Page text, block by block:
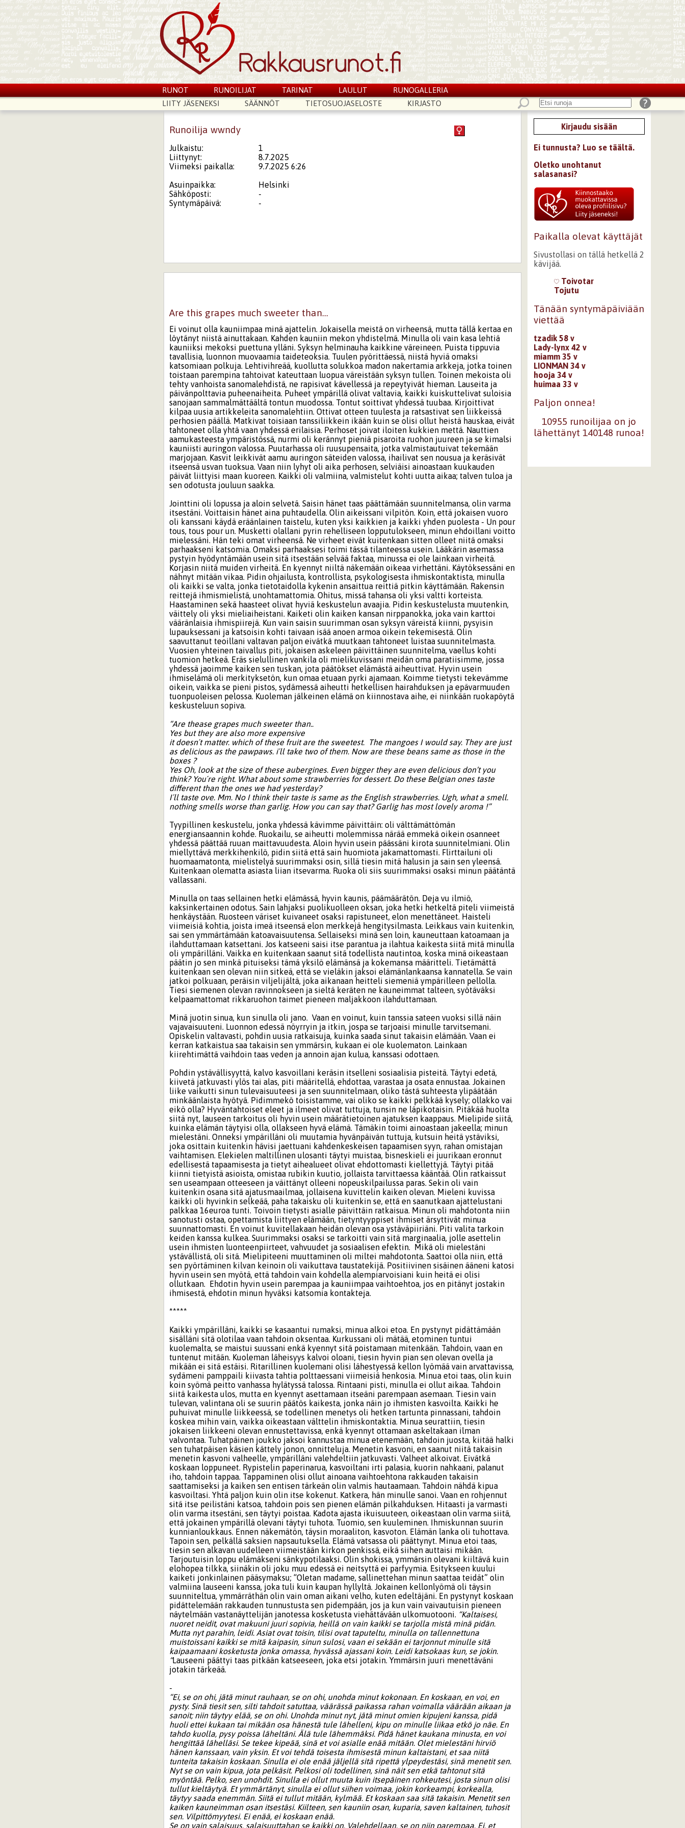
RUNOT RUNOILIJAT TARINAT LAULUT
RUNOGALLERIA
LIITY JÄSENEKSI
SÄÄNNÖT TIETOSUOJASELOSTE KIRJASTO
Runoilija wwndy
Julkaistu:
1
Liittynyt:
8.7.2025
Viimeksi paikalla:
9.7.2025 6:26
Asuinpaikka:
Helsinki
Sähköposti:
-
Syntymäpäivä:
-
Are this grapes much sweeter than...
Ei voinut olla kauniimpaa minä ajattelin. Jokaisella meistä on virheensä, mutta tällä kertaa en
löytänyt niistä ainuttakaan. Kahden kauniin mekon yhdistelmä. Minulla oli vain kasa lehtiä
kauniiksi mekoksi puettuna ylläni. Syksyn helminauha kaikkine väreineen. Puista tippuvia
tavallisia, luonnon muovaamia taideteoksia. Tuulen pyörittäessä, niistä hyviä omaksi
katsomiaan polkuja. Lehtivihreää, kuollutta solukkoa madon nakertamia arkkeja, jotka toinen
toistaan parempina tahtoivat kateuttaan luopua väreistään syksyn tullen. Toinen mekoista oli
tehty vanhoista sanomalehdistä, ne rapisivat kävellessä ja repeytyivät hieman. Lauseita ja
päivänpolttavia puheenaiheita. Puheet ympärillä olivat valtavia, kaikki kuiskuttelivat suloisia
sanojaan sammalmättäältä tontun muodossa. Tontut soittivat yhdessä tuubaa. Kirjoittivat
kilpaa uusia artikkeleita sanomalehtiin. Ottivat otteen tuulesta ja ratsastivat sen liikkeissä
perhosien päällä. Matkivat toisiaan tanssiliikkein ikään kuin se olisi ollut heistä hauskaa, eivät
tahtoneet olla yhtä vaan yhdessä erilaisia. Perhoset joivat iloiten kukkien mettä. Nauttien
aamukasteesta ympäristössä, nurmi oli kerännyt pieniä pisaroita ruohon juureen ja se kimalsi
kauniisti auringon valossa. Puutarhassa oli ruusupensaita, jotka valmistautuivat tekemään
marjojaan. Kasvit leikkivät aamu auringon säteiden valossa, ihailivat sen nousua ja keräsivät
itseensä usvan tuoksua. Vaan niin lyhyt oli aika perhosen, selviäisi ainoastaan kuukauden
päivät liittyisi maan kuoreen. Kaikki oli valmiina, valmistelut kohti uutta aikaa; talven tuloa ja
sen odotusta jouluun saakka.
Jointtini oli lopussa ja aloin selvetä. Saisin hänet taas päättämään suunnitelmansa, olin varma
itsestäni. Voittaisin hänet aina puhtaudella. Olin aikeissani vilpitön. Koin, että jokaisen vuoro
oli kanssani käydä eräänlainen taistelu, kuten yksi kaikkien ja kaikki yhden puolesta - Un pour
tous, tous pour un. Musketti olallani pyrin rehelliseen lopputulokseen, minun ehdoillani voitto
mielessäni. Hän teki omat virheensä. Ne virheet eivät kuitenkaan sitten olleet niitä omaksi
parhaakseni katsomia. Omaksi parhaaksesi toimi tässä tilanteessa usein. Lääkärin asemassa
pystyin hyödyntämään usein sitä itsestään selvää faktaa, minussa ei ole lainkaan virheitä.
Korjasin niitä muiden virheitä. En kyennyt niiltä näkemään oikeaa virhettäni. Käytöksessäni en
nähnyt mitään vikaa. Pidin ohjailusta, kontrollista, psykologisesta ihmiskontaktista, minulla
oli kaikki se valta, jonka tietotaidolla kykenin ansaittua reittiä pitkin käyttämään. Rakensin
reittejä ihmismielistä, unohtamattomia. Ohitus, missä tahansa oli yksi valtti korteista.
Haastaminen sekä haasteet olivat hyviä keskustelun avaajia. Pidin keskustelusta muutenkin,
väittely oli yksi mieliaiheistani. Kaiketi olin kaiken kansan nirppanokka, joka vain karttoi
vääränlaisia ihmispiirejä. Kun vain saisin suurimman osan syksyn väreistä kiinni, pysyisin
lupauksessani ja katsoisin kohti taivaan isää anoen armoa oikein tekemisestä. Olin
saavuttanut teoillani valtavan paljon eivätkä muutkaan tahtoneet luistaa suunnitelmasta.
Vuosien yhteinen taivallus piti, jokaisen askeleen päivittäinen suunnitelma, vaellus kohti
tuomion hetkeä. Eräs sielullinen vankila oli mielikuvissani meidän oma paratiisimme, jossa
yhdessä jaoimme kaiken sen tuskan, jota päätökset elämästä aiheuttivat. Hyvin usein
ihmiselämä oli merkityksetön, kun omaa etuaan pyrki ajamaan. Koimme tietysti tekevämme
oikein, vaikka se pieni pistos, sydämessä aiheutti hetkellisen hairahduksen ja epävarmuuden
tuonpuoleisen pelossa. Kuoleman jälkeinen elämä on kiinnostava aihe, ei niinkään ruokapöytä
keskusteluun sopiva.
“Are thease grapes much sweeter than..
Yes but they are also more expensive
it doesn´t matter. which of these fruit are the sweetest. The mangoes I would say. They are just
as delicious as the pawpaws. i´ll take two of them. Now are these beans same as those in the
boxes ?
Yes Oh, look at the size of these aubergines. Even bigger they are even delicious don’t you
think? You´re right. What about some strawberries for dessert. Do these Belgian ones taste
different than the ones we had yesterday?
I´ll taste ove. Mm. No I think their taste is same as the English strawberries. Ugh, what a smell.
nothing smells worse than garlig. How you can say that? Garlig has most lovely aroma !”
Tyypillinen keskustelu, jonka yhdessä kävimme päivittäin: oli välttämättömän
energiansaannin kohde. Ruokailu, se aiheutti molemmissa närää emmekä oikein osanneet
yhdessä päättää ruuan maittavuudesta. Aloin hyvin usein päässäni kirota suunnitelmiani. Olin
miellyttävä merkkihenkilö, pidin siitä että sain huomiota jakamattomasti. Flirttailuni oli
huomaamatonta, mielistelyä suurimmaksi osin, sillä tiesin mitä halusin ja sain sen yleensä.
Kuitenkaan olematta asiasta liian itsevarma. Ruoka oli siis suurimmaksi osaksi minun päätäntä
vallassani.
Minulla on taas sellainen hetki elämässä, hyvin kaunis, päämäärätön. Deja vu ilmiö,
kaksinkertainen odotus. Sain lahjaksi puolikuolleen oksan, joka hetki hetkeltä piteli viimeistä
henkäystään. Ruosteen väriset kuivaneet osaksi rapistuneet, elon menettäneet. Haisteli
viimeisiä kohtia, joista imeä itseensä elon merkkejä hengitysilmasta. Leikkaus vain kuitenkin,
sai sen ymmärtämään katoavaisuutensa. Sellaiseksi minä sen loin, kauneuttaan katoamaan ja
ilahduttamaan katsettani. Jos katseeni saisi itse parantua ja ilahtua kaikesta siitä mitä minulla
oli ympärilläni. Vaikka en kuitenkaan saanut sitä todellista nautintoa, koska minä oikeastaan
päätin jo sen minkä pituiseksi tämä yksilö elämänsä ja kokemansa määritteli. Tietämättä
kuitenkaan sen olevan niin sitkeä, että se vieläkin jaksoi elämänlankaansa kannatella. Se vain
jatkoi polkuaan, peräisin viljelijältä, joka aikanaan heitteli siemeniä ympärilleen pellolla.
Tiesi siemenen olevan ravinnokseen ja sieltä keräten ne kauneimmat talteen, syötäväksi
kelpaamattomat rikkaruohon taimet pieneen maljakkoon ilahduttamaan.
Minä juotin sinua, kun sinulla oli jano. Vaan en voinut, kuin tanssia sateen vuoksi sillä näin
vajavaisuuteni. Luonnon edessä nöyrryin ja itkin, jospa se tarjoaisi minulle tarvitsemani.
Opiskelin valtavasti, pohdin uusia ratkaisuja, kuinka saada sinut takaisin elämään. Vaan ei
kerran katkaistua saa takaisin sen ymmärsin, kukaan ei ole kuolematon. Lainkaan
kiirehtimättä vaihdoin taas veden ja annoin ajan kulua, kanssasi odottaen.
Pohdin ystävällisyyttä, kalvo kasvoillani keräsin itselleni sosiaalisia pisteitä. Täytyi edetä,
kiivetä jatkuvasti ylös tai alas, piti määritellä, ehdottaa, varastaa ja osata ennustaa. Jokainen
liike vaikutti sinun tulevaisuuteesi ja sen suunnitelmaan, oliko tästä suhteesta ylipäätään
minkäänlaista hyötyä. Pidimmekö toisistamme, vai oliko se kaikki pelkkää kysely; ollakko vai
eikö olla? Hyväntahtoiset eleet ja ilmeet olivat tuttuja, tunsin ne läpikotaisin. Pitäkää huolta
siitä nyt, lauseen tarkoitus oli hyvin usein määrätietoinen ajatuksen kaappaus. Mielipide siitä,
kuinka elämän täytyisi olla, ollakseen hyvä elämä. Tämäkin toimi ainoastaan jakeella; minun
mielestäni. Onneksi ympärilläni oli muutamia hyvänpäivän tuttuja, kutsuin heitä ystäviksi,
joka osittain kuitenkin hävisi jaettuani kahdenkeskeisen tapaamisen syyn, rahan omistajan
vaihtamisen. Elekielen maltillinen ulosanti täytyi muistaa, bisneskieli ei juurikaan eronnut
edellisestä tapaamisesta ja tietyt aihealueet olivat ehdottomasti kiellettyjä. Täytyi pitää
kiinni tietyistä asioista, omistaa rubikin kuutio, jollaista tarvittaessa kääntää. Olin ratkaissut
sen useampaan otteeseen ja väittänyt olleeni nopeuskilpailussa paras. Sekin oli vain
kuitenkin osana sitä ajatusmaailmaa, jollaisena kuvittelin kaiken olevan. Mieleni kuvissa
kaikki oli hyvinkin selkeää, paha takaisku oli kuitenkin se, että en saanutkaan ajattelustani
palkkaa 16euroa tunti. Toivoin tietysti asialle päivittäin ratkaisua. Minun oli mahdotonta niin
sanotusti ostaa, opettamista liittyen elämään, tietyntyyppiset ihmiset ärsyttivät minua
suunnattomasti. En voinut kuvitellakaan heidän olevan osa ystäväpiiriäni. Piti valita tarkoin
keiden kanssa kulkea. Suurimmaksi osaksi se tarkoitti vain sitä marginaalia, jolle asettelin
usein ihmisten luonteenpiirteet, vahvuudet ja sosiaalisen efektin. Mikä oli mielestäni
ystävällistä, oli sitä. Mielipiteeni muuttaminen oli miltei mahdotonta. Saattoi olla niin, että
sen pyörtäminen kilvan keinoin oli vaikuttava taustatekijä. Positiivinen sisäinen ääneni katosi
hyvin usein sen myötä, että tahdoin vain kohdella alempiarvoisiani kuin heitä ei olisi
ollutkaan. Ehdotin hyvin usein parempaa ja kauniimpaa vaihtoehtoa, jos en pitänyt jostakin
ihmisestä, ehdotin minun hyväksi katsomia kontakteja.
*****
Kaikki ympärilläni, kaikki se kasaantui rumaksi, minua alkoi etoa. En pystynyt pidättämään
sisälläni sitä olotilaa vaan tahdoin oksentaa. Kurkussani oli mätää, etominen tuntui
kuolemalta, se maistui suussani enkä kyennyt sitä poistamaan mitenkään. Tahdoin, vaan en
tuntenut mitään. Kuoleman läheisyys kalvoi oloani, tiesin hyvin pian sen olevan ovella ja
mikään ei sitä estäisi. Ritarillinen kuolemani olisi lähestyessä kellon lyömää vain arvattavissa,
sydämeni pamppaili kiivasta tahtia polttaessani viimeisiä henkosia. Minua etoi taas, olin kuin
koin syömä peitto vanhassa hylätyssä talossa. Rintaani pisti, minulla ei ollut aikaa. Tahdoin
siitä kaikesta ulos, mutta en kyennyt asettamaan itseäni parempaan asemaan. Tiesin vain
tulevan, valintana oli se suurin päätös kaikesta, jonka näin jo ihmisten kasvoilta. Kaikki he
puhuivat minulle liikkeessä, se todellinen menetys oli hetken tartunta pinnassani, tahdoin
koskea mihin vain, vaikka oikeastaan välttelin ihmiskontaktia. Minua seurattiin, tiesin
jokaisen liikkeeni olevan ennustettavissa, enkä kyennyt ottamaan askeltakaan ilman
valvontaa. Tuhatpäinen joukko jaksoi kannustaa minua etenemään, tahdoin juosta, kiitää halki
sen tuhatpäisen käsien kättely jonon, onnitteluja. Menetin kasvoni, en saanut niitä takaisin
menetin kasvoni valheelle, ympärilläni valehdeltiin jatkuvasti. Valheet alkoivat. Eivätkä
koskaan loppuneet. Rypistelin paperinarua, kasvoiltani irti palasia, kuorin nahkaani, palanut
iho, tahdoin tappaa. Tappaminen olisi ollut ainoana vaihtoehtona rakkauden takaisin
saattamiseksi ja kaiken sen entisen tärkeän olin valmis hautaamaan. Tahdoin nähdä kipua
kasvoiltasi. Yhtä paljon kuin olin itse kokenut. Katkera, hän minulle sanoi. Vaan en rohjennut
sitä itse peilistäni katsoa, tahdoin pois sen pienen elämän pilkahduksen. Hitaasti ja varmasti
olin varma itsestäni, sen täytyi poistaa. Kadota ajasta ikuisuuteen, oikeastaan olin varma siitä,
että jokainen ympärillä olevani täytyi tuhota. Tuomio, sen kuuleminen. Ihmiskunnan suurin
kunnianloukkaus. Ennen näkemätön, täysin moraaliton, kasvoton. Elämän lanka oli tuhottava.
Tapoin sen, pelkällä saksien napsautuksella. Elämä vatsassa oli päättynyt. Minua etoi taas,
tiesin sen alkavan uudelleen viimeistään kirkon penkissä, eikä siihen auttaisi mikään.
Tarjoutuisin loppu elämäkseni sänkypotilaaksi. Olin shokissa, ymmärsin olevani kiiltävä kuin
elohopea tilkka, siinäkin oli joku muu edessä ei neitsyttä ei parfyymia. Esitykseen kuului
kaiketi jonkinlainen pääsymaksu; “Oletan madame, sallinettehan minun saattaa teidät” olin
valmiina lauseeni kanssa, joka tuli kuin kaupan hyllyltä. Jokainen kellonlyömä oli täysin
suunniteltua, ymmärräthän olin vain oman aikani velho, kuten edeltäjäni. En pystynyt koskaan
pidättelemään rakkauden tunnustusta sen pidempään, jos ja kun vain vaivautuisin pieneen
näytelmään vastanäyttelijän janotessa kosketusta viehättävään ulkomuotooni. “Kaltaisesi,
nuoret neidit, ovat makuuni juuri sopivia, heillä on vain kaikki se tarjolla mistä minä pidän.
Mutta nyt parahin, leidi. Asiat ovat toisin, tilisi ovat taputeltu, minulla on tallennettuna
muistoissani kaikki se mitä kaipasin, sinun sulosi, vaan ei sekään ei tarjonnut minulle sitä
kaipaamaani kosketusta jonka omassa, hyvässä ajassani koin. Leidi katsokaas kun, se jokin.
“Lauseeni päättyi taas pitkään katseeseen, joka etsi jotakin. Ymmärsin juuri menettäväni
jotakin tärkeää.
-
“Ei, se on ohi, jätä minut rauhaan, se on ohi, unohda minut kokonaan. En koskaan, en voi, en
pysty. Sinä tiesit sen, silti tahdoit satuttaa, väärässä paikassa rahan voimalla väärään aikaan ja
sanoit; niin täytyy elää, se on ohi. Unohda minut nyt, jätä minut omien kipujeni kanssa, pidä
huoli ettei kukaan tai mikään osa hänestä tule lähelleni, kipu on minulle liikaa etkö jo näe. En
tahdo kuolla, pysy poissa läheltäni. Älä tule lähemmäksi. Pidä hänet kaukana minusta, en voi
hengittää lähelläsi. Se tekee kipeää, sinä et voi asialle enää mitään. Olet mielestäni hirviö
hänen kanssaan, vain yksin. Et voi tehdä toisesta ihmisestä minun kaltaistani, et saa niitä
tunteita takaisin koskaan. Sinulla ei ole enää jäljellä sitä ripettä ylpeydestäsi, sinä menetit sen.
Nyt se on vain kipua, jota pelkäsit. Pelkosi oli todellinen, sinä näit sen etkä tahtonut sitä
myöntää. Pelko, sen unohdit. Sinulla ei ollut muuta kuin itsepäinen rohkeutesi, josta sinun olisi
tullut kieltäytyä. Et ymmärtänyt, sinulla ei ollut siihen voimaa, jokin korkeampi, korkealla,
täytyy saada enemmän. Siitä ei tullut mitään, kylmää. Et koskaan saa sitä takaisin. Menetit sen
kaiken kauneimman osan itsestäsi. Kiilteen, sen kauniin osan, kuparia, saven kaltainen, tuhosit
sen. Vilpittömyytesi. Ei enää, ei koskaan enää.
Se on vain salaisuus, salaisuuttahan se kaikki on. Valehdellaan, se on niin parempaa. Ei, et
Kirjaudu sisään
Ei tunnusta? Luo se täältä.
Oletko unohtanut
salasanasi?
Paikalla olevat käyttäjät
Sivustollasi on tällä hetkellä 2
kävijää.
Toivotar
Tojutu
Tänään syntymäpäiviään
viettää
tzadik 58 v
Lady-lynx 42 v
miamm 35 v
LIONMAN 34 v
hooja 34 v
huimaa 33 v
Paljon onnea!
10955 runoilijaa on jo
lähettänyt 140148 runoa!